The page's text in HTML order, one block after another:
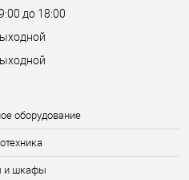
оборудование
и шкафы
до 18:00